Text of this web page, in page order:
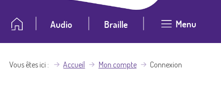
Audio Braille Menu
Vous êtes ici Accueil Mon compte Connexion